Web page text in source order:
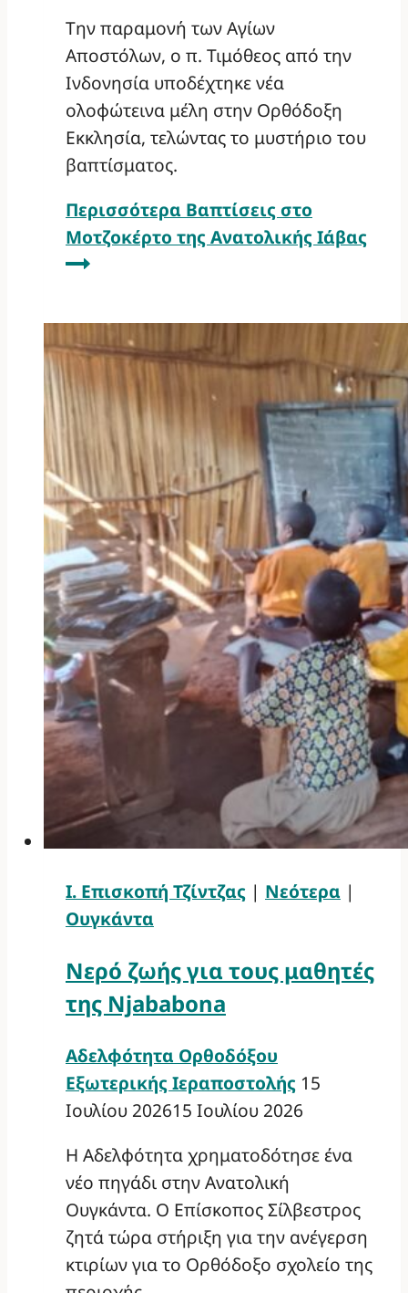
Την παραμονή των Αγίων
Αποστόλων, ο π. Τιμόθεος από την
Ινδονησία υποδέχτηκε νέα
ολοφώτεινα μέλη στην Ορθόδοξη
Εκκλησία, τελώντας το μυστήριο του
βαπτίσματος.
Περισσότερα Βαπτίσεις στο
Μοτζοκέρτο της Ανατολικής Ιάβας
Ι. Επισκοπή Τζίντζας | Νεότερα |
Ουγκάντα
Νερό ζωής για τους μαθητές
της Njababona
Αδελφότητα Ορθοδόξου
Εξωτερικής Ιεραποστολής 15
Ιουλίου 202615 Ιουλίου 2026
Η Αδελφότητα χρηματοδότησε ένα
νέο πηγάδι στην Ανατολική
Ουγκάντα. Ο Επίσκοπος Σίλβεστρος
ζητά τώρα στήριξη για την ανέγερση
κτιρίων για το Ορθόδοξο σχολείο της